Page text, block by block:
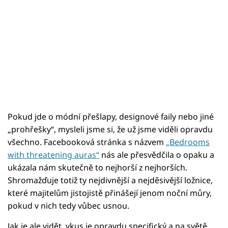
Pokud jde o módní přešlapy, designové faily nebo jiné
„prohřešky“, mysleli jsme si, že už jsme viděli opravdu
všechno. Facebooková stránka s názvem „Bedrooms
with threatening auras“ nás ale přesvědčila o opaku a
ukázala nám skutečně to nejhorší z nejhorších.
Shromažďuje totiž ty nejdivnější a nejděsivější ložnice,
které majitelům jistojistě přinášejí jenom noční můry,
pokud v nich tedy vůbec usnou.